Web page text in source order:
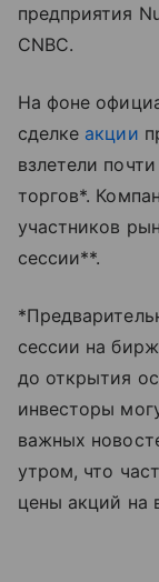
предприятия
CNBC.
На фоне
сделке акции
взлетели
торгов*.
участников
сессии**.
сессии на
до открытия
инвесторы
важных
утром, что
цены акций на